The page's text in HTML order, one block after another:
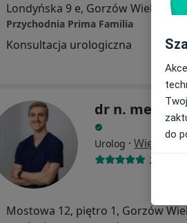
Londyńska 9 e, Gorzów
Przychodnia Prima Familia
Konsultacja urologiczna
dr n. med.
Urolog · Więcej
216 opinii
do